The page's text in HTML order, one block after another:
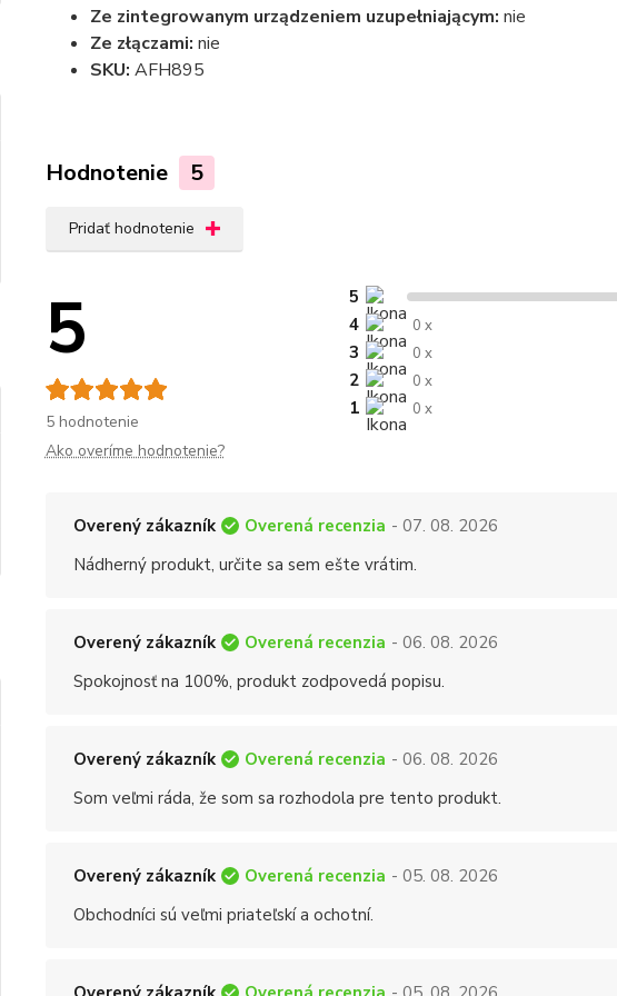
Ze zintegrowanym urządzeniem uzupełniającym: nie
Ze złączami: nie
SKU: AFH895
Hodnotenie 5
Pridať hodnotenie
5
5 hodnotenie
5
4
0 x
3 0 x
2 0 x
1 0 x
Ako overíme hodnotenie?
Overený zákazník Overená recenzia - 07. 08. 2026
Nádherný produkt, určite sa sem ešte vrátim.
Overený zákazník Overená recenzia - 06. 08. 2026
Spokojnosť na 100%, produkt zodpovedá popisu.
Overený zákazník Overená recenzia - 06. 08. 2026
Som veľmi ráda, že som sa rozhodola pre tento produkt.
Overený zákazník Overená recenzia - 05. 08. 2026
Obchodníci sú veľmi priateľskí a ochotní.